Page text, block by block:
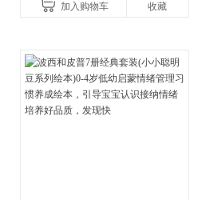
加入购物车 收藏